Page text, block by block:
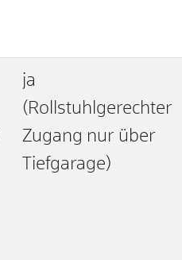
ja
(Rollstuhlgerechter
Zugang nur über
Tiefgarage)